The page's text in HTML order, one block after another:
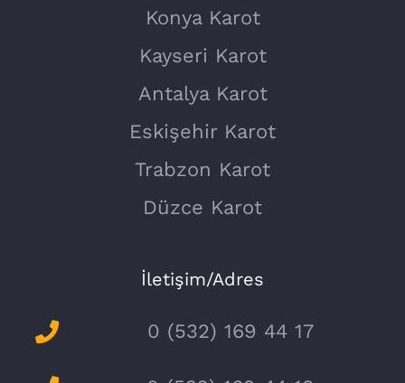
Konya Karot
Kayseri Karot
Antalya Karot
Eskişehir Karot
Trabzon Karot
Düzce Karot
İletişim/Adres
0 (532) 169 44 17